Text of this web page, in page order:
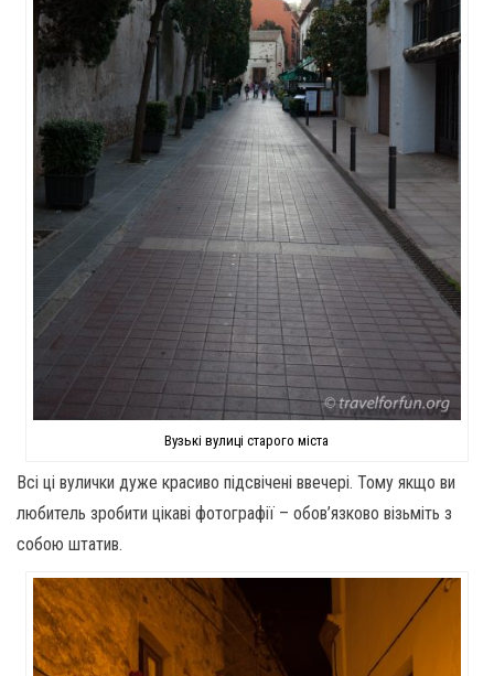
Вузькі вулиці старого міста
Всі ці вулички дуже красиво підсвічені ввечері. Тому якщо ви
любитель зробити цікаві фотографії – обов’язково візьміть з
собою штатив.